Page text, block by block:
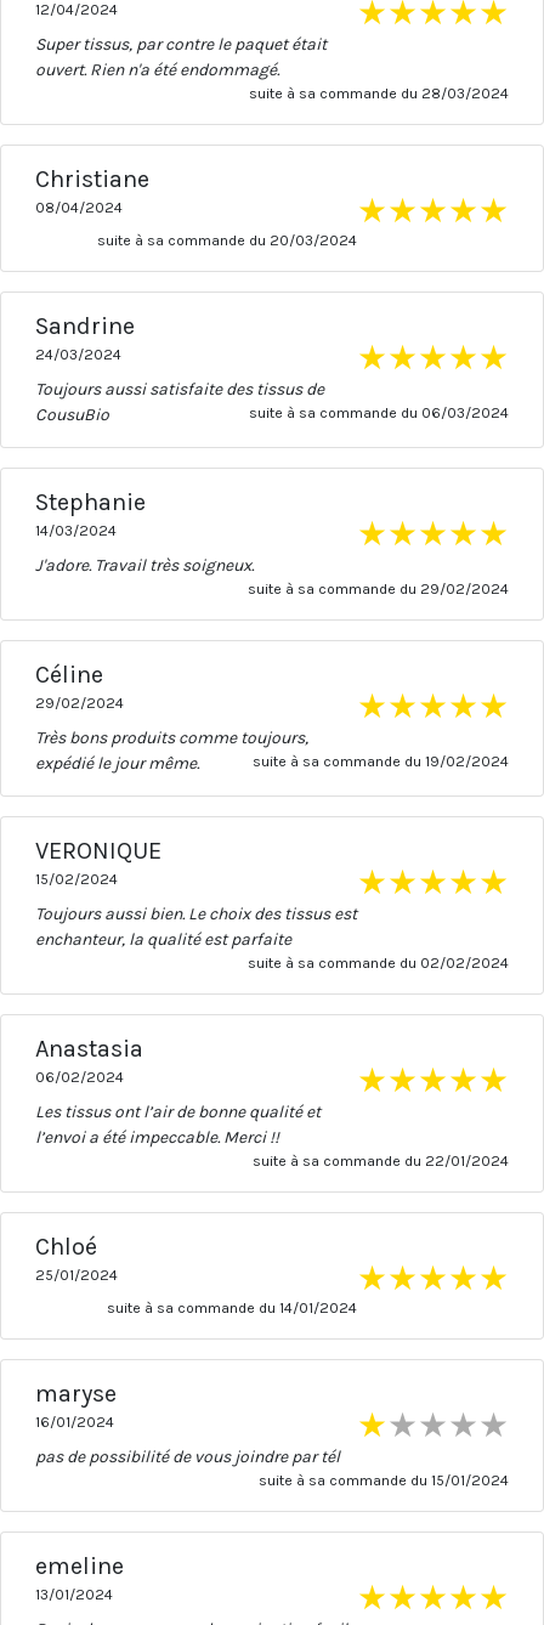
12/04/2024 ★★★★★
Super tissus, par contre le paquet était
ouvert. Rien n'a été endommagé.
suite à sa commande du 28/03/2024
Christiane
08/04/2024 ★★★★★
suite à sa commande du 20/03/2024
Sandrine
24/03/2024 ★★★★★
Toujours aussi satisfaite des tissus de
CousuBio
suite à sa commande du 06/03/2024
Stephanie
14/03/2024 ★★★★★
J'adore. Travail très soigneux.
suite à sa commande du 29/02/2024
Céline
29/02/2024 ★★★★★
Très bons produits comme toujours,
expédié le jour même.
suite à sa commande du 19/02/2024
VERONIQUE
15/02/2024 ★★★★★
Toujours aussi bien. Le choix des tissus est
enchanteur, la qualité est parfaite
suite à sa commande du 02/02/2024
Anastasia
06/02/2024 ★★★★★
Les tissus ont l’air de bonne qualité et
l’envoi a été impeccable. Merci !!
suite à sa commande du 22/01/2024
Chloé
25/01/2024 ★★★★★
suite à sa commande du 14/01/2024
maryse
16/01/2024 ★★★★★
pas de possibilité de vous joindre par tél
suite à sa commande du 15/01/2024
emeline
13/01/2024 ★★★★★